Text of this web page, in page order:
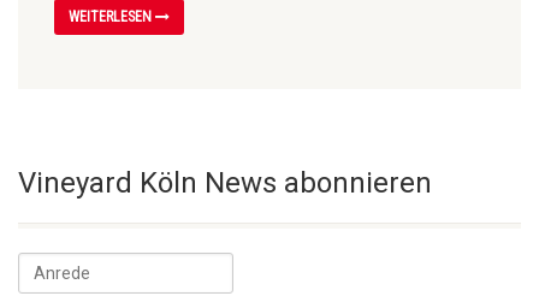
WEITERLESEN
Vineyard Köln News abonnieren